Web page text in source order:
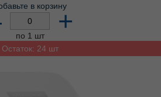
в корзину
+
по 1 шт
Остаток: 24 шт